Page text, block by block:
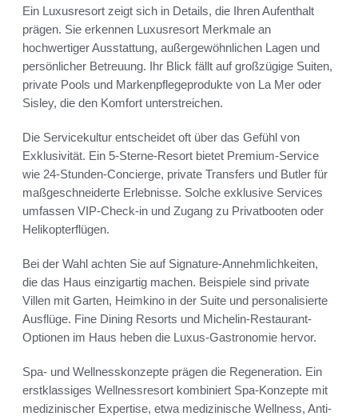
Ein Luxusresort zeigt sich in Details, die Ihren Aufenthalt
prägen. Sie erkennen Luxusresort Merkmale an
hochwertiger Ausstattung, außergewöhnlichen Lagen und
persönlicher Betreuung. Ihr Blick fällt auf großzügige Suiten,
private Pools und Markenpflegeprodukte von La Mer oder
Sisley, die den Komfort unterstreichen.
Die Servicekultur entscheidet oft über das Gefühl von
Exklusivität. Ein 5-Sterne-Resort bietet Premium-Service
wie 24-Stunden-Concierge, private Transfers und Butler für
maßgeschneiderte Erlebnisse. Solche exklusive Services
umfassen VIP-Check-in und Zugang zu Privatbooten oder
Helikopterflügen.
Bei der Wahl achten Sie auf Signature-Annehmlichkeiten,
die das Haus einzigartig machen. Beispiele sind private
Villen mit Garten, Heimkino in der Suite und personalisierte
Ausflüge. Fine Dining Resorts und Michelin-Restaurant-
Optionen im Haus heben die Luxus-Gastronomie hervor.
Spa- und Wellnesskonzepte prägen die Regeneration. Ein
erstklassiges Wellnessresort kombiniert Spa-Konzepte mit
medizinischer Expertise, etwa medizinische Wellness, Anti-